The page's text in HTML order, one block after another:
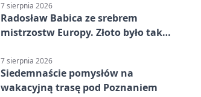
7 sierpnia 2026
Radosław Babica ze srebrem
mistrzostw Europy. Złoto było tak
7 sierpnia 2026
Siedemnaście pomysłów na
wakacyjną trasę pod Poznaniem